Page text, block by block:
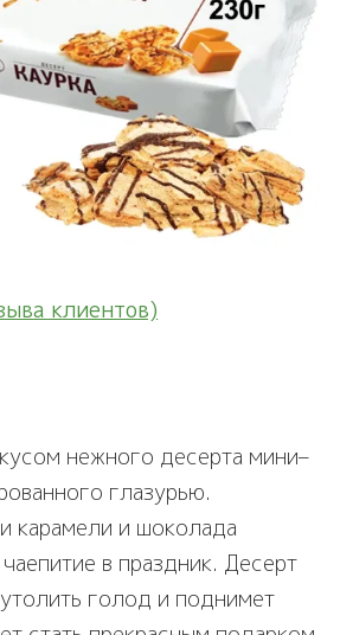
клиентов)
нежного десерта мини–
глазурью.
карамели и шоколада
в праздник. Десерт
голод и поднимет